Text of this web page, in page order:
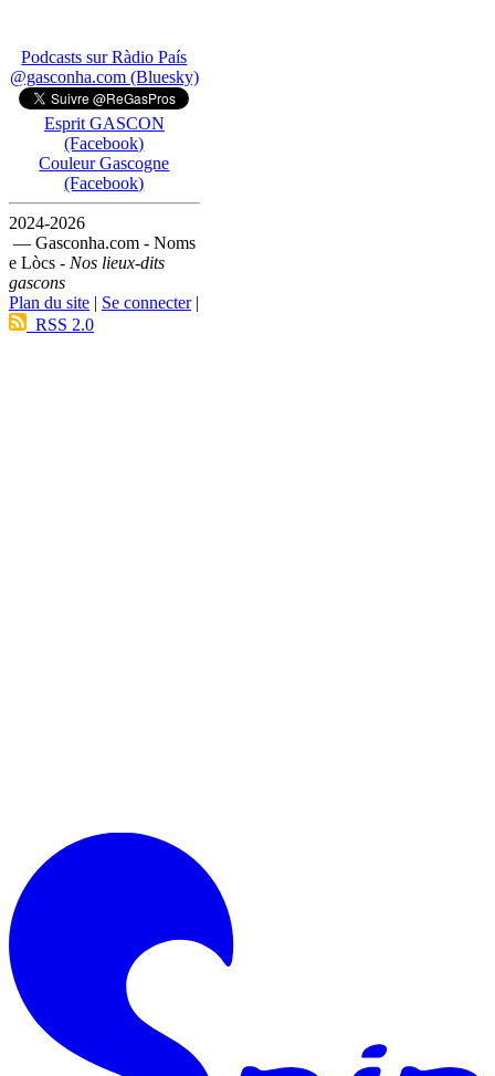
Podcasts sur Ràdio País
@gasconha.com (Bluesky)
Esprit GASCON
(Facebook)
Couleur Gascogne
(Facebook)
2024-2026
— Gasconha.com - Noms
e Lòcs - Nos lieux-dits
gascons
Plan du site | Se connecter|
RSS 2.0